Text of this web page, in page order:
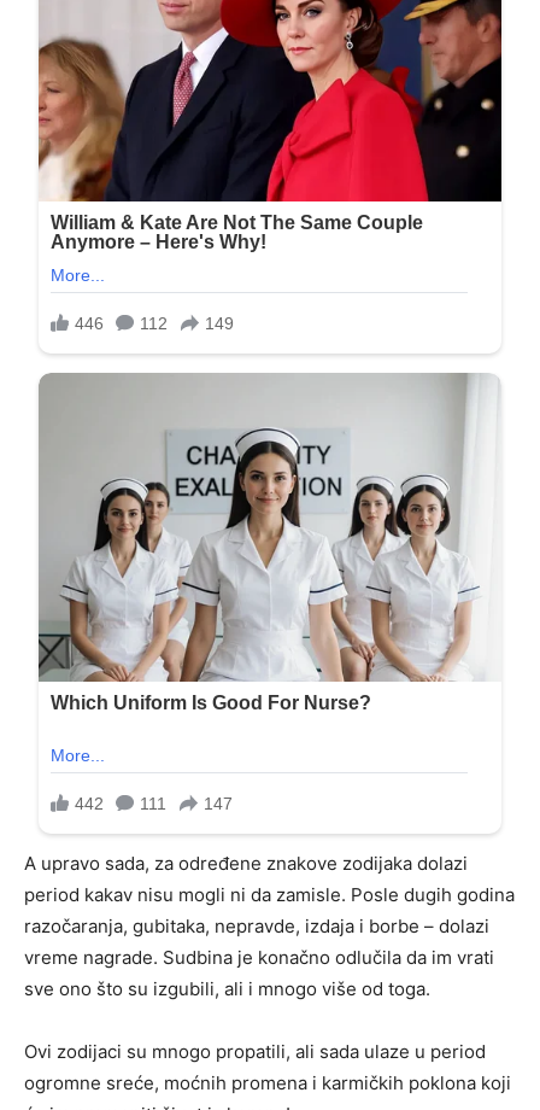
A upravo sada, za određene znakove zodijaka dolazi
period kakav nisu mogli ni da zamisle. Posle dugih godina
razočaranja, gubitaka, nepravde, izdaja i borbe – dolazi
vreme nagrade. Sudbina je konačno odlučila da im vrati
sve ono što su izgubili, ali i mnogo više od toga.
Ovi zodijaci su mnogo propatili, ali sada ulaze u period
ogromne sreće, moćnih promena i karmičkih poklona koji